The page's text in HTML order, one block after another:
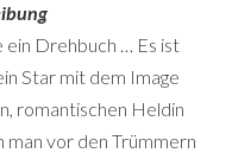
ein Drehbuch … Es ist
Star mit dem Image
romantischen Heldin
man vor den Trümmern